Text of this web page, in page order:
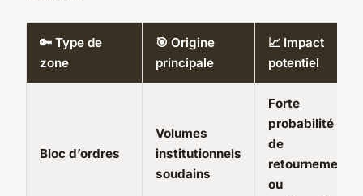
🔑 Type de
zone
🎯 Origine
principale
📈 Impact
potentiel
Bloc d’ordres
Volumes
institutionnels
soudains
Forte
probabilité
de
retournement
ou